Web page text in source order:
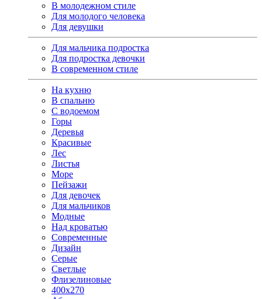
В молодежном стиле
Для молодого человека
Для девушки
Для мальчика подростка
Для подростка девочки
В современном стиле
На кухню
В спальню
С водоемом
Горы
Деревья
Красивые
Лес
Листья
Море
Пейзажи
Для девочек
Для мальчиков
Модные
Над кроватью
Современные
Дизайн
Серые
Светлые
Флизелиновые
400х270